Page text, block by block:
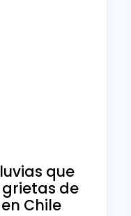
que
de
Chile